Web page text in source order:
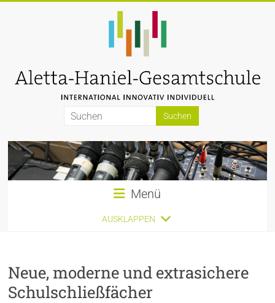
Aletta-
Haniel-
Gesamtschule
Menü
AUSKLAPPEN
Neue, moderne und extrasichere
Schulschließfächer